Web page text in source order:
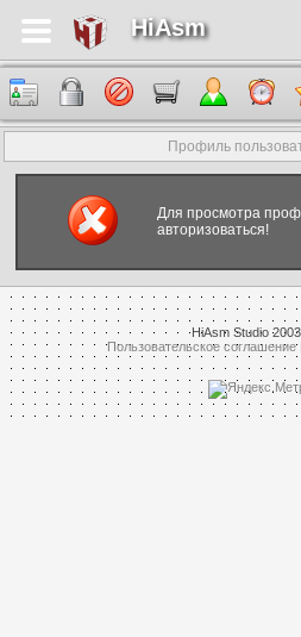
HiAsm
Профиль
Для просмотра
авторизоваться!
HiAsm Studio
Пользовательское соглашение|